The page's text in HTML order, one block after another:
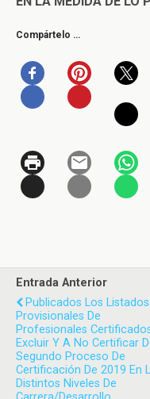
Compártelo …
Entrada Anterior
Publicados Los Listados
Provisionales De
Profesionales
Excluir Y A No Certificar
Segundo Proceso De
Certificación De 2019 En
Distintos Niveles De